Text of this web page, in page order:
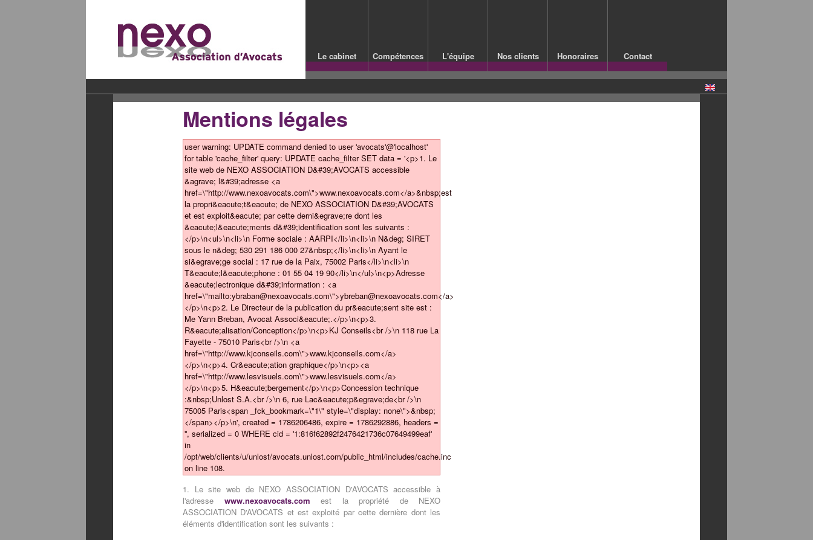
Le cabinet Compétences L'équipe Nos clients Honoraires Contact
Mentions légales
user warning: UPDATE command denied to user 'avocats'@'localhost'
for table 'cache_filter' query: UPDATE cache_filter SET data = '<p>1. Le
site web de NEXO ASSOCIATION D&#39;AVOCATS accessible
&agrave; l&#39;adresse <a
href=\"http://www.nexoavocats.com\">www.nexoavocats.com</a>&nbsp;est
la propri&eacute;t&eacute; de NEXO ASSOCIATION D&#39;AVOCATS
et est exploit&eacute; par cette derni&egrave;re dont les
&eacute;l&eacute;ments d&#39;identification sont les suivants :
</p>\n<ul>\n<li>\n Forme sociale : AARPI</li>\n<li>\n N&deg; SIRET
sous le n&deg; 530 291 186 000 27&nbsp;</li>\n<li>\n Ayant le
si&egrave;ge social : 17 rue de la Paix, 75002 Paris</li>\n<li>\n
T&eacute;l&eacute;phone : 01 55 04 19 90</li>\n</ul>\n<p>Adresse
&eacute;lectronique d&#39;information : <a
href=\"mailto:ybraban@nexoavocats.com\">ybreban@nexoavocats.com</a>
</p>\n<p>2. Le Directeur de la publication du pr&eacute;sent site est :
Me Yann Breban, Avocat Associ&eacute;.</p>\n<p>3.
R&eacute;alisation/Conception</p>\n<p>KJ Conseils<br />\n 118 rue La
Fayette - 75010 Paris<br />\n <a
href=\"http://www.kjconseils.com\">www.kjconseils.com</a>
</p>\n<p>4. Cr&eacute;ation graphique</p>\n<p><a
href=\"http://www.lesvisuels.com\">www.lesvisuels.com</a>
</p>\n<p>5. H&eacute;bergement</p>\n<p>Concession technique
:&nbsp;Unlost S.A.<br />\n 6, rue Lac&eacute;p&egrave;de<br />\n
75005 Paris<span _fck_bookmark=\"1\" style=\"display: none\">&nbsp;
</span></p>\n', created = 1786206486, expire = 1786292886, headers =
'', serialized = 0 WHERE cid = '1:816f62892f2476421736c07649499eaf'
in
/opt/web/clients/u/unlost/avocats.unlost.com/public_html/includes/cache.inc
on line 108.
1. Le site web de NEXO ASSOCIATION D'AVOCATS accessible à
l'adresse www.nexoavocats.com est la propriété de NEXO
ASSOCIATION D'AVOCATS et est exploité par cette dernière dont les
éléments d'identification sont les suivants :